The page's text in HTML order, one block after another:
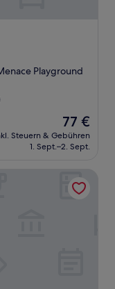
Playground
Der
Preis
beträgt
77 €
Steuern & Gebühren
1. Sept.–2. Sept.